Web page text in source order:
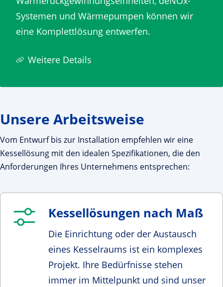
Systemen und Wärmepumpen können wir
eine Komplettlösung entwerfen.
Weitere Details
Unsere Arbeitsweise
Vom Entwurf bis zur Installation empfehlen wir eine
Kessellösung mit den idealen Spezifikationen, die den
Anforderungen Ihres Unternehmens entsprechen:
Kessellösungen nach Maß
Die Einrichtung oder der Austausch
eines Kesselraums ist ein komplexes
Projekt. Ihre Bedürfnisse stehen
immer im Mittelpunkt und sind unser